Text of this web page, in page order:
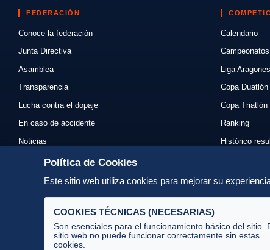
FEDERACIÓN
Conoce la federación
Junta Directiva
Asamblea
Transparencia
Lucha contra el dopaje
En caso de accidente
Noticias
Eventos
Enlaces
Contacto
Calendario
Liga
Copa Duatlón
Copa Triatlón
Ranking
Histórico
Normativas
Política de Cookies
Este sitio web utiliza cookies para mejorar su
COOKIES TÉCNICAS (NECESARIAS)
Son esenciales para el funcionamiento básico del sitio.
sitio web no puede funcionar correctamente sin estas
cookies.